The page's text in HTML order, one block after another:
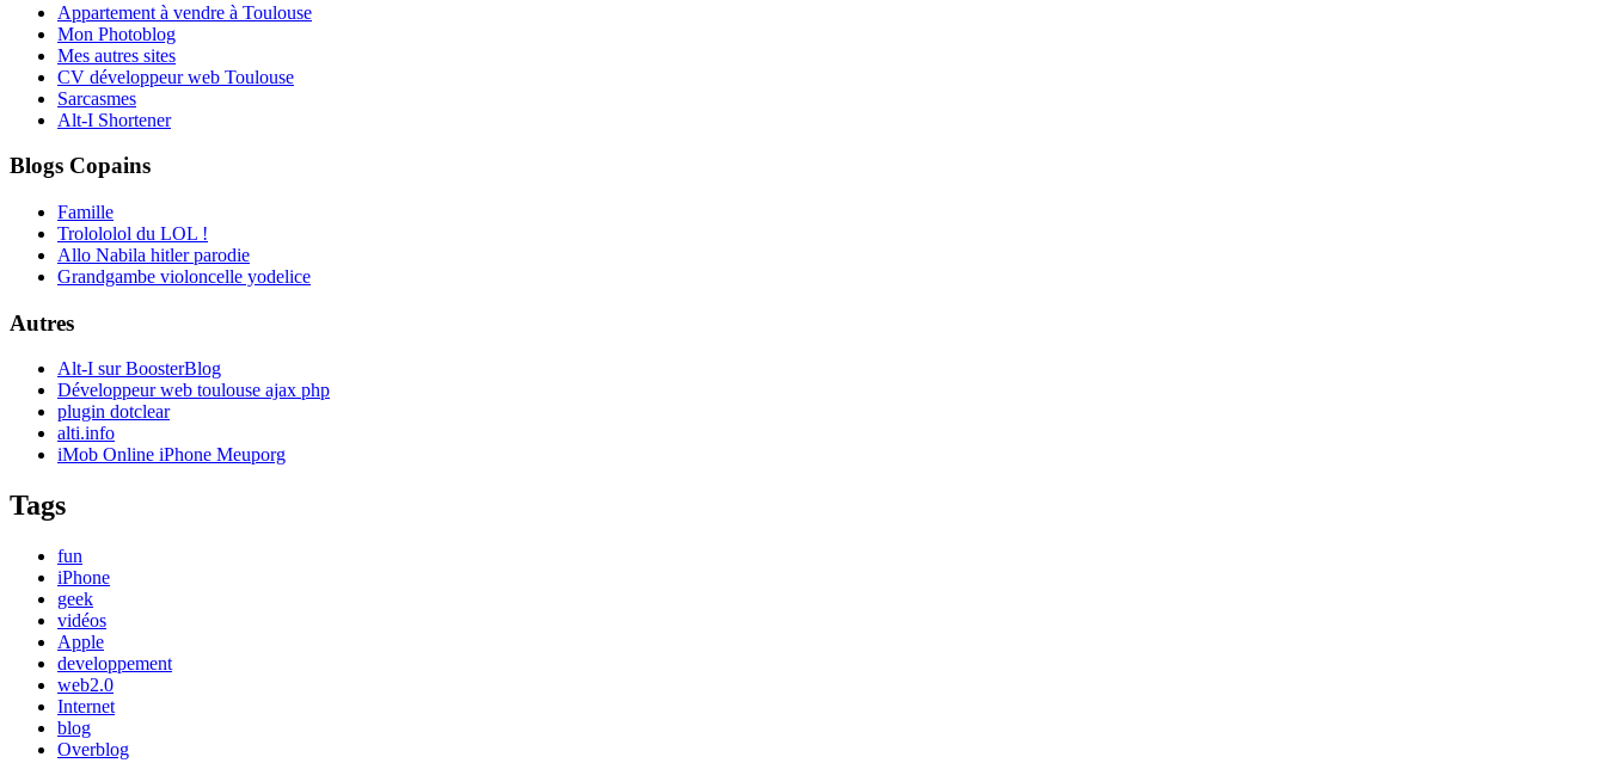
Appartement à vendre à Toulouse
Mon Photoblog
Mes autres sites
CV développeur web Toulouse
Sarcasmes
Alt-I Shortener
Blogs Copains
Famille
Trolololol du LOL !
Allo Nabila hitler parodie
Grandgambe violoncelle yodelice
Autres
Alt-I sur BoosterBlog
Développeur web toulouse ajax php
plugin dotclear
alti.info
iMob Online iPhone Meuporg
Tags
fun
iPhone
geek
vidéos
Apple
developpement
web2.0
Internet
blog
Overblog